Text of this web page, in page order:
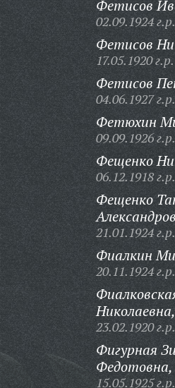
Фетисов
02.09.1924 г.р.
Фетисов
17.05.1920 г.р.
Фетисов
04.06.1927 г.р.
Фетюхин
09.09.1926 г.р.
Фещенко
06.12.1918 г.р.
Фещенко
21.01.1924 г.р.
Фиалкин
20.11.1924 г.р.
Николаевна,
23.02.1920 г.р.
Фигурная
Федотовна,
15.05.1925 г.р.